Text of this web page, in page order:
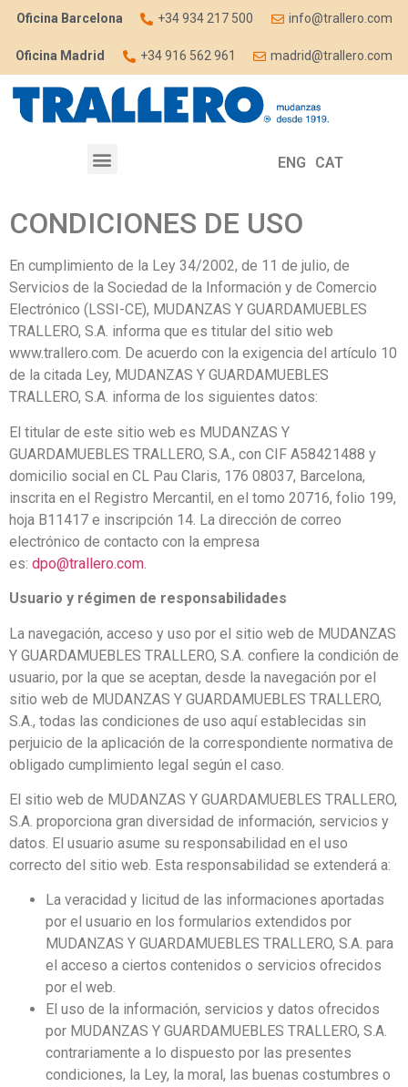
Oficina Barcelona +34 934 217 500 info@trallero.com
Oficina Madrid +34 916 562 961 madrid@trallero.com
ENG CAT
CONDICIONES DE USO
En cumplimiento de la Ley 34/2002, de 11 de julio, de
Servicios de la Sociedad de la Información y de Comercio
Electrónico (LSSI-CE), MUDANZAS Y GUARDAMUEBLES
TRALLERO, S.A. informa que es titular del sitio web
www.trallero.com. De acuerdo con la exigencia del artículo 10
de la citada Ley, MUDANZAS Y GUARDAMUEBLES
TRALLERO, S.A. informa de los siguientes datos:
El titular de este sitio web es MUDANZAS Y
GUARDAMUEBLES TRALLERO, S.A., con CIF A58421488 y
domicilio social en CL Pau Claris, 176 08037, Barcelona,
inscrita en el Registro Mercantil, en el tomo 20716, folio 199,
hoja B11417 e inscripción 14. La dirección de correo
electrónico de contacto con la empresa
es: dpo@trallero.com.
Usuario y régimen de responsabilidades
La navegación, acceso y uso por el sitio web de MUDANZAS
Y GUARDAMUEBLES TRALLERO, S.A. confiere la condición de
usuario, por la que se aceptan, desde la navegación por el
sitio web de MUDANZAS Y GUARDAMUEBLES TRALLERO,
S.A., todas las condiciones de uso aquí establecidas sin
perjuicio de la aplicación de la correspondiente normativa de
obligado cumplimiento legal según el caso.
El sitio web de MUDANZAS Y GUARDAMUEBLES TRALLERO,
S.A. proporciona gran diversidad de información, servicios y
datos. El usuario asume su responsabilidad en el uso
correcto del sitio web. Esta responsabilidad se extenderá a:
La veracidad y licitud de las informaciones aportadas
por el usuario en los formularios extendidos por
MUDANZAS Y GUARDAMUEBLES TRALLERO, S.A. para
el acceso a ciertos contenidos o servicios ofrecidos
por el web.
El uso de la información, servicios y datos ofrecidos
por MUDANZAS Y GUARDAMUEBLES TRALLERO, S.A.
contrariamente a lo dispuesto por las presentes
condiciones, la Ley, la moral, las buenas costumbres o